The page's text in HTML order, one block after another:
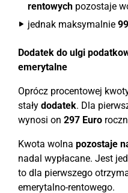
rentowych pozostaje
jednak maksymalnie
Dodatek do ulgi
emerytalne
Oprócz procentowej
stały dodatek. Dla
wynosi on 297 Euro
Kwota wolna pozostaje
nadal wypłacane. Jest
to dla pierwszego
emerytalno-rentowego.